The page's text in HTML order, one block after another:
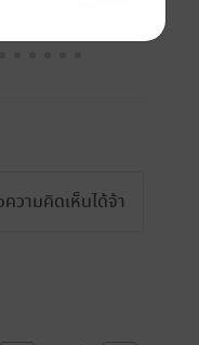
วามคิดเห็นได้จ้า